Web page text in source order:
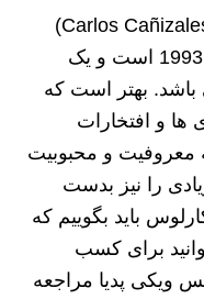
در بیوگرافی کارلوس کانیزالس (Carlos Cañizales)
آمده است که او متولد 11 مارس 1993 است و یک
باشد. بهتر است که
ها و افتخارات
معروفیت و محبوبیت
را نیز بدست
باید بگوییم که
توانید برای کسب
ویکی پدیا مراجعه